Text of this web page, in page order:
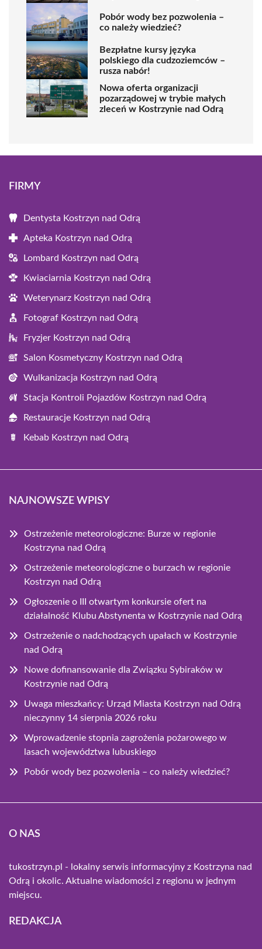
Pobór wody bez pozwolenia –
co należy wiedzieć?
Bezpłatne kursy języka
polskiego dla cudzoziemców –
rusza nabór!
Nowa oferta organizacji
pozarządowej w trybie małych
zleceń w Kostrzynie nad Odrą
FIRMY
Dentysta Kostrzyn nad Odrą
Apteka Kostrzyn nad Odrą
Lombard Kostrzyn nad Odrą
Kwiaciarnia Kostrzyn nad Odrą
Weterynarz Kostrzyn nad Odrą
Fotograf Kostrzyn nad Odrą
Fryzjer Kostrzyn nad Odrą
Salon Kosmetyczny Kostrzyn nad Odrą
Wulkanizacja Kostrzyn nad Odrą
Stacja Kontroli Pojazdów Kostrzyn nad Odrą
Restauracje Kostrzyn nad Odrą
Kebab Kostrzyn nad Odrą
NAJNOWSZE WPISY
Ostrzeżenie meteorologiczne: Burze w regionie
Kostrzyna nad Odrą
Ostrzeżenie meteorologiczne o burzach w regionie
Kostrzyn nad Odrą
Ogłoszenie o III otwartym konkursie ofert na
działalność Klubu Abstynenta w Kostrzynie nad Odrą
Ostrzeżenie o nadchodzących upałach w Kostrzynie
nad Odrą
Nowe dofinansowanie dla Związku Sybiraków w
Kostrzynie nad Odrą
Uwaga mieszkańcy: Urząd Miasta Kostrzyn nad Odrą
nieczynny 14 sierpnia 2026 roku
Wprowadzenie stopnia zagrożenia pożarowego w
lasach województwa lubuskiego
Pobór wody bez pozwolenia – co należy wiedzieć?
O NAS
tukostrzyn.pl - lokalny serwis informacyjny z Kostrzyna nad
Odrą i okolic. Aktualne wiadomości z regionu w jednym
miejscu.
REDAKCJA